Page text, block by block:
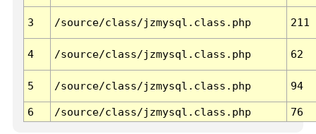
3 /source/class/jzmysql.class.php 211
4 /source/class/jzmysql.class.php 62
5 /source/class/jzmysql.class.php 94
6 /source/class/jzmysql.class.php 76